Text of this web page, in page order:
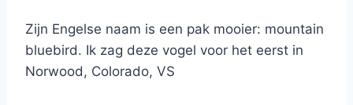
Zijn Engelse naam is een pak mooier: mountain
bluebird. Ik zag deze vogel voor het eerst in
Norwood, Colorado, VS